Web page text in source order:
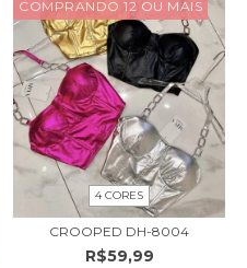
COMPRANDO 12 OU MAIS
4 CORES
CROOPED DH-8004
R$59,99